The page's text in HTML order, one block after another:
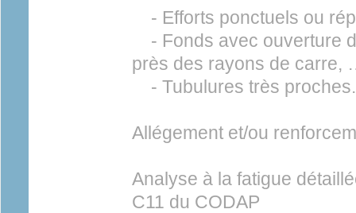
- Efforts ponctuels ou
- Fonds avec ouverture
près des rayons de carre,
- Tubulures très proches.
Allégement et/ou
Analyse à la fatigue
C11 du CODAP